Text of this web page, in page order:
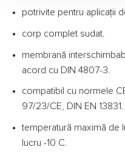
potrivite pentru aplicații
corp complet sudat.
membrană
acord cu DIN 4807-3.
compatibil cu normele
97/23/CE, DIN EN 13831.
temperatură maximă de
lucru -10 C.